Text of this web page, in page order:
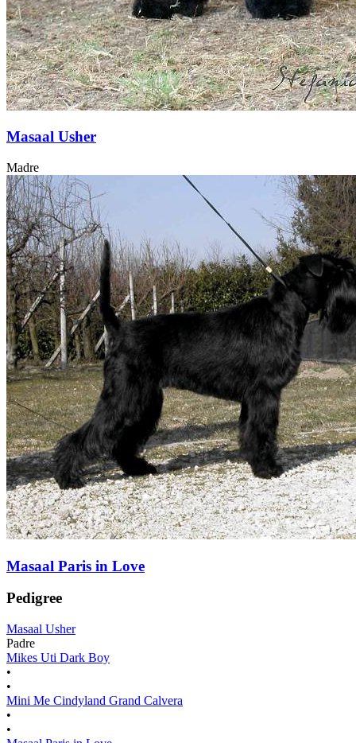
Masaal Usher
Madre
Masaal Paris in Love
Pedigree
Masaal Usher
Padre
Mikes Uti Dark Boy
•
•
Mini Me Cindyland Grand Calvera
•
•